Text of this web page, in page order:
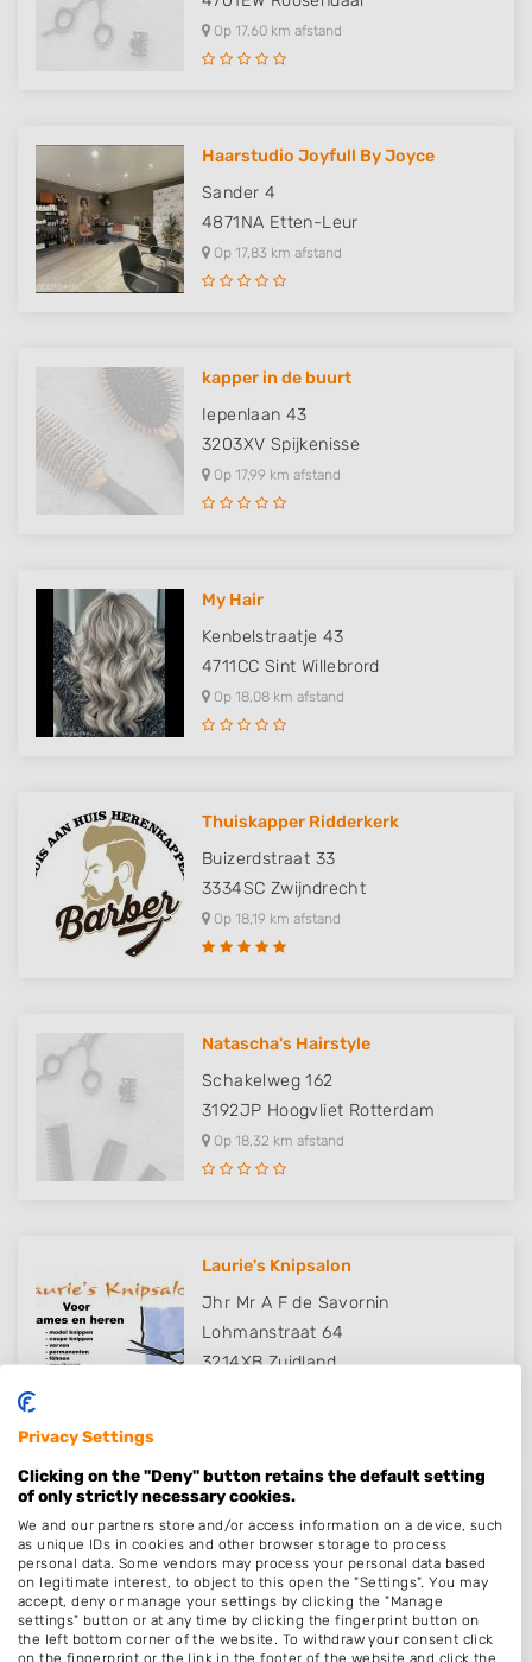
Op 17,60 km afstand
Haarstudio Joyfull By Joyce
Sander 4
4871NA Etten-Leur
Op 17,83 km afstand
kapper in de buurt
Iepenlaan 43
3203XV Spijkenisse
Op 17,99 km afstand
My Hair
Kenbelstraatje 43
4711CC Sint Willebrord
Op 18,08 km afstand
Thuiskapper Ridderkerk
Buizerdstraat 33
3334SC Zwijndrecht
Op 18,19 km afstand
Natascha's Hairstyle
Schakelweg 162
3192JP Hoogvliet Rotterdam
Op 18,32 km afstand
Laurie's Knipsalon
Jhr Mr A F de Savornin
Lohmanstraat 64
3214XB Zuidland
All (a)round Hairstyling
Spletting 33
4871JE Etten-Leur
Op 18,54 km afstand
Privacy Settings
Clicking on the "Deny" button retains the default setting
of only strictly necessary cookies.
We and our partners store and/or access information on a device, such
as unique IDs in cookies and other browser storage to process
personal data. Some vendors may process your personal data based
on legitimate interest, to object to this open the "Settings". You may
accept, deny or manage your settings by clicking the "Manage
settings" button or at any time by clicking the fingerprint button on
the left bottom corner of the website. To withdraw your consent click
on the fingerprint or the link in the footer of the website and click the